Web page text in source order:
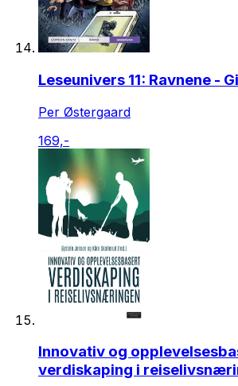
Leseunivers 11: Ravnene -
Per Østergaard
169,-
Innovativ og
verdiskaping i